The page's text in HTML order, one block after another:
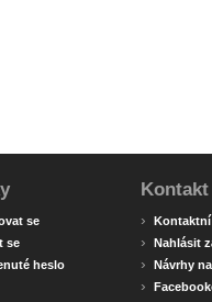
se
se
heslo
Kontakt
›
› Nahlásit
› Návrhy
›